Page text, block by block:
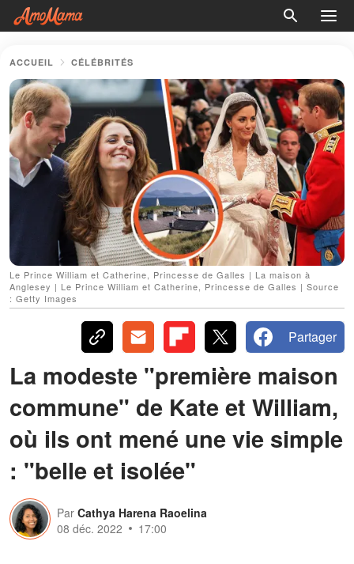
ACCUEIL CÉLÉBRITÉS
Le Prince William et Catherine, Princesse de Galles | La maison à
Anglesey | Le Prince William et Catherine, Princesse de Galles | Source
: Getty Images
Partager
La modeste "première maison
commune" de Kate et William,
où ils ont mené une vie simple
: "belle et isolée"
Par Cathya Harena Raoelina
08 déc. 2022
17:00